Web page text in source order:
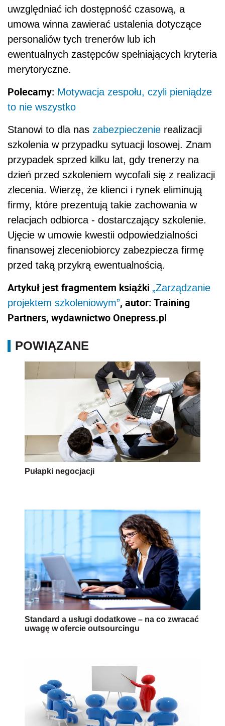
uwzględniać ich dostępność czasową, a
umowa winna zawierać ustalenia dotyczące
personaliów tych trenerów lub ich
ewentualnych zastępców spełniających kryteria
merytoryczne.
Polecamy: Motywacja zespołu, czyli pieniądze
to nie wszystko
Stanowi to dla nas zabezpieczenie realizacji
szkolenia w przypadku sytuacji losowej. Znam
przypadek sprzed kilku lat, gdy trenerzy na
dzień przed szkoleniem wycofali się z realizacji
zlecenia. Wierzę, że klienci i rynek eliminują
firmy, które prezentują takie zachowania w
relacjach odbiorca - dostarczający szkolenie.
Ujęcie w umowie kwestii odpowiedzialności
finansowej zleceniobiorcy zabezpiecza firmę
przed taką przykrą ewentualnością.
Artykuł jest fragmentem książki „Zarządzanie
projektem szkoleniowym”, autor: Training
Partners, wydawnictwo Onepress.pl
POWIĄZANE
Pułapki negocjacji
Standard a usługi dodatkowe – na co zwracać
uwagę w ofercie outsourcingu